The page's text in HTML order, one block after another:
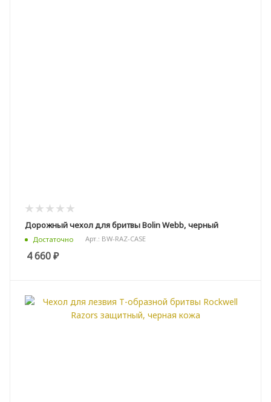
Дорожный чехол для бритвы Bolin Webb, черный
Достаточно Арт.: BW-RAZ-CASE
4 660₽